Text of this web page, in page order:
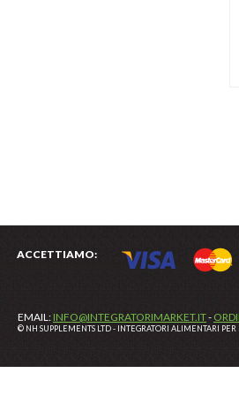
ACCETTIAMO:
EMAIL: INFO@INTEGRATORIMARKET.IT-
© NH SUPPLEMENTS LTD - INTEGRATORI ALIMENTARI PER